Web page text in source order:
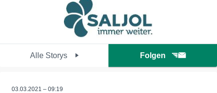
Alle Storys Folgen
03.03.2021 – 09:19